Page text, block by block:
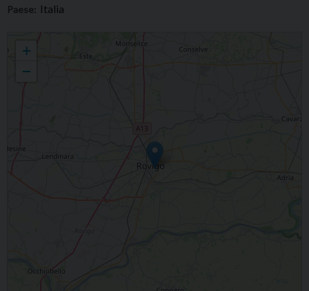
Paese: Italia
Ritornare alla sorgente. Corso di esercizi spirituali aperto a tutti
+
−